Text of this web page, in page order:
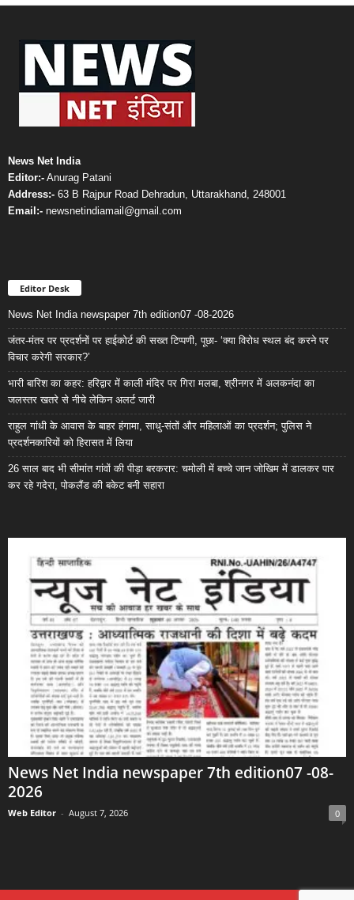
News Net India
Editor:- Anurag Patani
Address:- 63 B Rajpur Road Dehradun, Uttarakhand, 248001
Email:- newsnetindiamail@gmail.com
Editor Desk
News Net India newspaper 7th edition07 -08-2026
जंतर-मंतर पर प्रदर्शनों पर हाईकोर्ट की सख्त टिप्पणी, पूछा- ‘क्या विरोध स्थल बंद करने पर
विचार करेगी सरकार?’
भारी बारिश का कहर: हरिद्वार में काली मंदिर पर गिरा मलबा, श्रीनगर में अलकनंदा का
जलस्तर खतरे से नीचे लेकिन अलर्ट जारी
राहुल गांधी के आवास के बाहर हंगामा, साधु-संतों और महिलाओं का प्रदर्शन; पुलिस ने
प्रदर्शनकारियों को हिरासत में लिया
26 साल बाद भी सीमांत गांवों की पीड़ा बरकरार: चमोली में बच्चे जान जोखिम में डालकर पार
कर रहे गदेरा, पोकलैंड की बकेट बनी सहारा
News Net India newspaper 7th edition07 -08-
2026
Web Editor - August 7, 2026 0